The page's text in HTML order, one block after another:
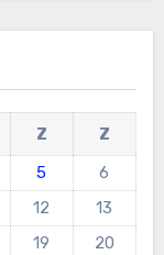
Z
Z
5
6
12
13
19
20